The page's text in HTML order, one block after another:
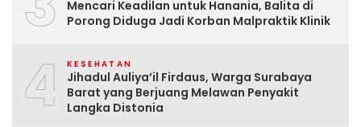
Mencari Keadilan untuk Hanania, Balita di
Porong Diduga Jadi Korban Malpraktik Klinik
4 KESEHATAN
Jihadul Auliya’il Firdaus, Warga Surabaya
Barat yang Berjuang Melawan Penyakit
Langka Distonia